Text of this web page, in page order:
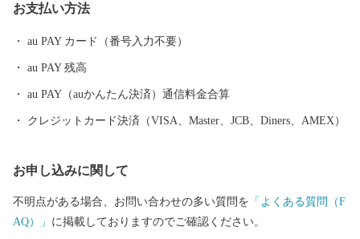
た世界文化遺産「三重津海軍所跡」をはじめ、幕末維新の歴史遺
お支払い方法
au PAY カード（番号入力不要）
au PAY 残高
au PAY（auかんたん決済）通信料金合算
クレジットカード決済（VISA、Master、JCB、Diners、AMEX）
お申し込みに関して
不明点がある場合、お問い合わせの多い質問を 「よくある質問（F
AQ）」 に掲載しておりますのでご確認ください。